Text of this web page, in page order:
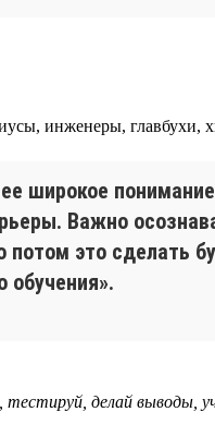
инженеры, главбухи,
широкое
Важно
это сделать
обучения».
делай выводы,